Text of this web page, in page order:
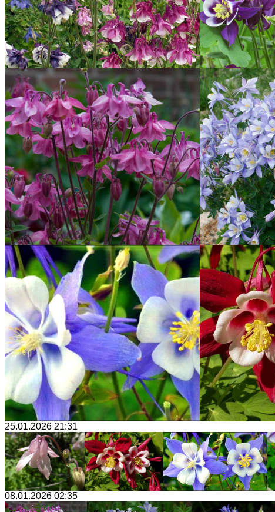
25.01.2026 21:31
08.01.2026 02:35